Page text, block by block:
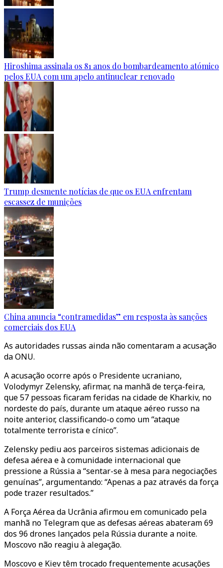
Hiroshima assinala os 81 anos do bombardeamento atómico
pelos EUA com um apelo antinuclear renovado
Trump desmente notícias de que os EUA enfrentam
escassez de munições
China anuncia “contramedidas” em resposta às sanções
comerciais dos EUA
As autoridades russas ainda não comentaram a acusação
da ONU.
A acusação ocorre após o Presidente ucraniano,
Volodymyr Zelensky, afirmar, na manhã de terça-feira,
que 57 pessoas ficaram feridas na cidade de Kharkiv, no
nordeste do país, durante um ataque aéreo russo na
noite anterior, classificando-o como um “ataque
totalmente terrorista e cínico”.
Zelensky pediu aos parceiros sistemas adicionais de
defesa aérea e à comunidade internacional que
pressione a Rússia a “sentar-se à mesa para negociações
genuínas”, argumentando: “Apenas a paz através da força
pode trazer resultados.”
A Força Aérea da Ucrânia afirmou em comunicado pela
manhã no Telegram que as defesas aéreas abateram 69
dos 96 drones lançados pela Rússia durante a noite.
Moscovo não reagiu à alegação.
Moscovo e Kiev têm trocado frequentemente acusações